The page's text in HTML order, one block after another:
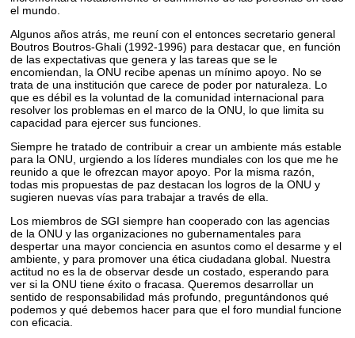
el mundo.
Algunos años atrás, me reuní con el entonces secretario general
Boutros Boutros-Ghali (1992-1996) para destacar que, en función
de las expectativas que genera y las tareas que se le
encomiendan, la ONU recibe apenas un mínimo apoyo. No se
trata de una institución que carece de poder por naturaleza. Lo
que es débil es la voluntad de la comunidad internacional para
resolver los problemas en el marco de la ONU, lo que limita su
capacidad para ejercer sus funciones.
Siempre he tratado de contribuir a crear un ambiente más estable
para la ONU, urgiendo a los líderes mundiales con los que me he
reunido a que le ofrezcan mayor apoyo. Por la misma razón,
todas mis propuestas de paz destacan los logros de la ONU y
sugieren nuevas vías para trabajar a través de ella.
Los miembros de SGI siempre han cooperado con las agencias
de la ONU y las organizaciones no gubernamentales para
despertar una mayor conciencia en asuntos como el desarme y el
ambiente, y para promover una ética ciudadana global. Nuestra
actitud no es la de observar desde un costado, esperando para
ver si la ONU tiene éxito o fracasa. Queremos desarrollar un
sentido de responsabilidad más profundo, preguntándonos qué
podemos y qué debemos hacer para que el foro mundial funcione
con eficacia.